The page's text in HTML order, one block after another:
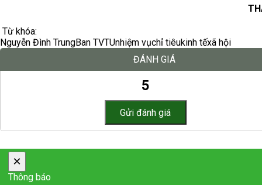
Từ khóa:
Nguyễn Đình TrungBan TVTUnhiệm vụchỉ tiêukinh tếxã hội
ĐÁNH GIÁ
5
×
Thông báo